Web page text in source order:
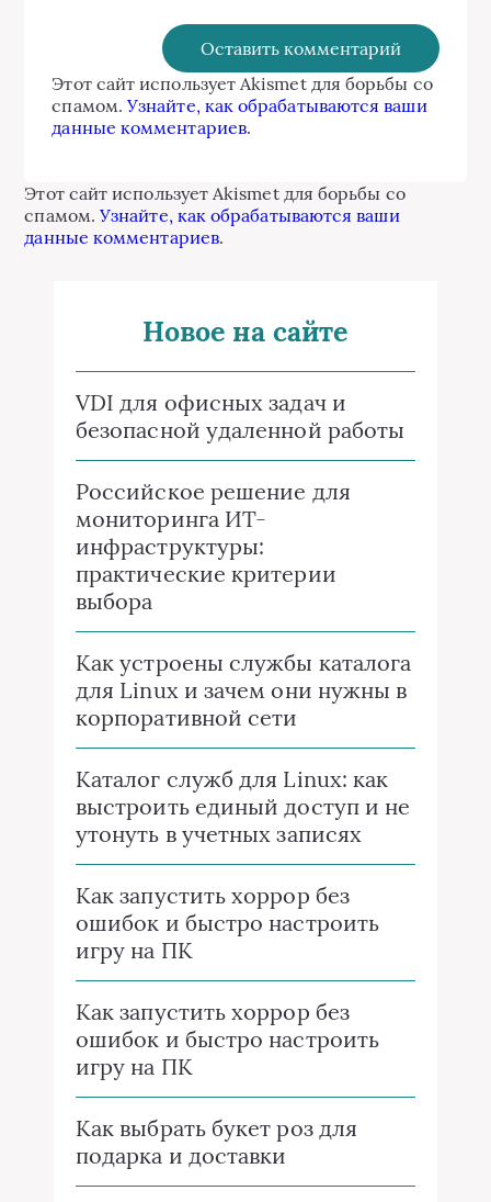
Этот сайт использует Akismet для борьбы со
спамом.Узнайте, как обрабатываются ваши
данные комментариев.
Этот сайт использует Akismet для борьбы со
спамом.Узнайте, как обрабатываются ваши
данные комментариев.
Новое на сайте
VDI для офисных задач и
безопасной удаленной работы
Российское решение для
мониторинга ИТ-
инфраструктуры:
практические критерии
выбора
Как устроены службы каталога
для Linux и зачем они нужны в
корпоративной сети
Каталог служб для Linux: как
выстроить единый доступ и не
утонуть в учетных записях
Как запустить хоррор без
ошибок и быстро настроить
игру на ПК
Как запустить хоррор без
ошибок и быстро настроить
игру на ПК
Как выбрать букет роз для
подарка и доставки